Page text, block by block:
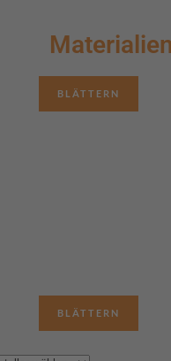
BLÄTTERN
BLÄTTERN